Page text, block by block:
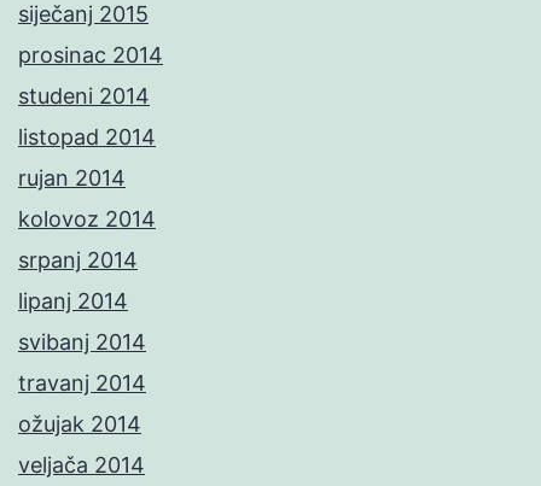
siječanj 2015
prosinac 2014
studeni 2014
listopad 2014
rujan 2014
kolovoz 2014
srpanj 2014
lipanj 2014
svibanj 2014
travanj 2014
ožujak 2014
veljača 2014